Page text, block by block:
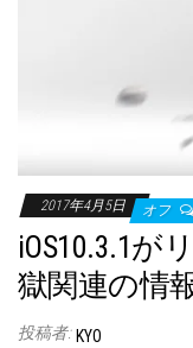
2017年4月5日 オフ
iOS10.3.1が
獄関連の情
投稿者: KYO